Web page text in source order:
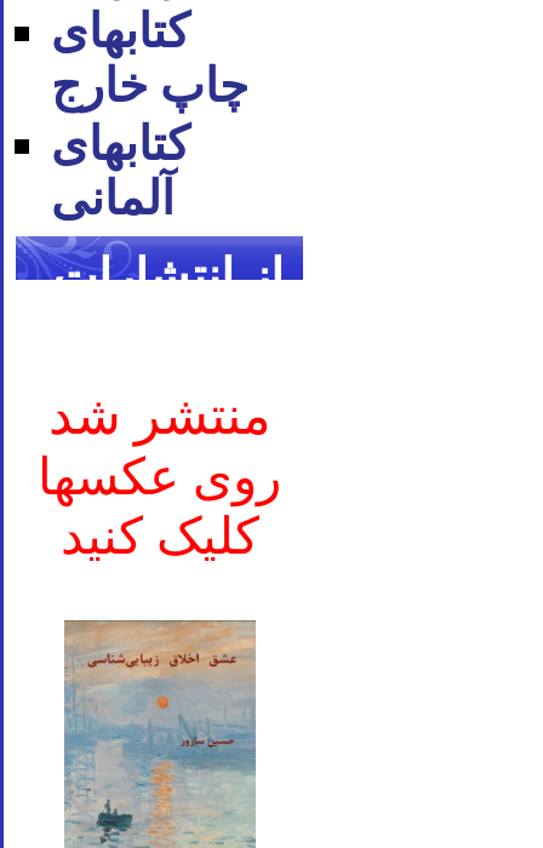
کتاب‪های
چاپ خارج
کتاب‪های
آلمانی
از انتشارات
منتشر شد
روی عکسها
کلیک کنید